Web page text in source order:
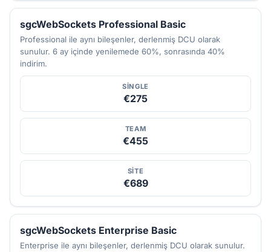
sgcWebSockets Professional Basic
Professional ile aynı bileşenler, derlenmiş DCU olarak
sunulur. 6 ay içinde yenilemede 60%, sonrasında 40%
indirim.
SINGLE
€275
TEAM
€455
SITE
€689
sgcWebSockets Enterprise Basic
Enterprise ile aynı bileşenler, derlenmiş DCU olarak sunulur.